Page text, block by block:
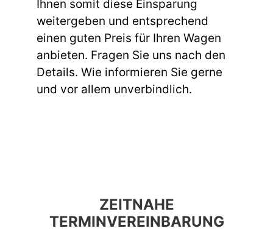
Ihnen somit diese Einsparung
weitergeben und entsprechend
einen guten Preis für Ihren Wagen
anbieten. Fragen Sie uns nach den
Details. Wie informieren Sie gerne
und vor allem unverbindlich.
ZEITNAHE
TERMINVEREINBARUNG